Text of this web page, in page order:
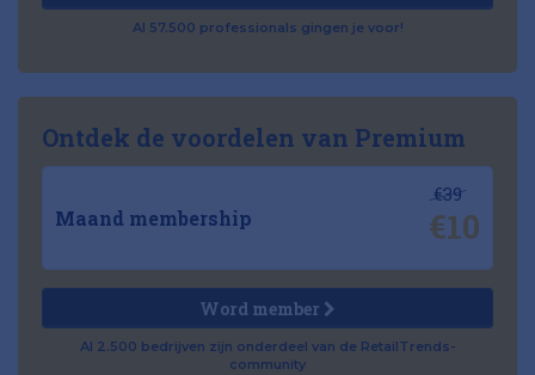
Al 57.500 professionals gingen je voor!
Ontdek de voordelen van Premium
Maand membership
€39
€10
Word member
Al 2.500 bedrijven zijn onderdeel van de RetailTrends-
community